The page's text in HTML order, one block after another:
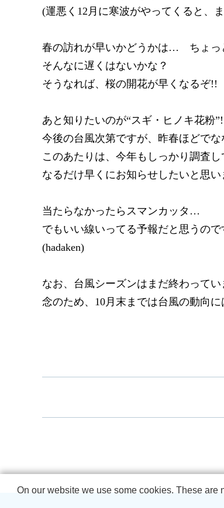
(運悪く12月に寒波がやってくると、
春の訪れが早いかどうかは… ちょっ
そんなに遅くはないかな？
そうなれば、桜の開花が早くなるぞ!!
あと知りたいのが“スギ・ヒノキ花粉
今後の台風次第ですが、昨春ほどで
このあたりは、今年もしっかり調査し
なるだけ早くにお知らせしたいと思い
当たらなかったらスマンカッタ…
でもいい線いってる予報だと思うの
(hadaken)
なお、台風シーズンはまだ終わってい
念のため、10月末までは台風の動向
On our website we use some cookies. These are